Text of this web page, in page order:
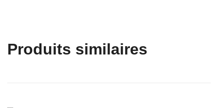
Produits similaires